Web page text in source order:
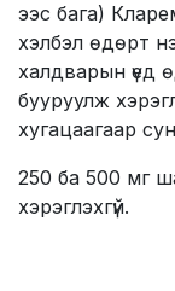
ээс бага)
хэлбэл өдөрт
халдварын үед
бууруулж
хугацаагаар
250 ба 500 мг
хэрэглэхгүй.